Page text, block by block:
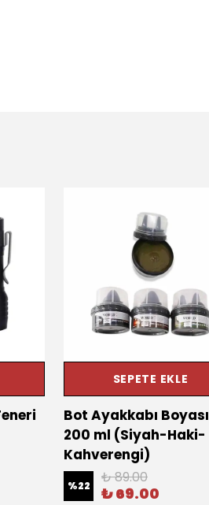
SEPETE EKLE
Bot Ayakkabı Boyası
200 ml (Siyah-Haki-
Kahverengi)
%22 ₺ 89.00
₺ 69.00